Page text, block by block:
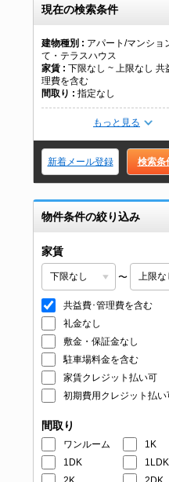
現在の検索条件
建物種別
アパート/マンショ
て・テラスハウス
家賃
下限なし ~ 上限なし 共
理費を含む
間取り
指定なし
もっと見る
新着メール登録 検索条
物件条件の絞り込み
家賃
〜
共益費･管理費を含む
礼金なし
敷金・保証金なし
駐車場料金を含む
家賃クレジット払い可
初期費用クレジット払い
間取り
ワンルーム
1K
1DK
1LDK